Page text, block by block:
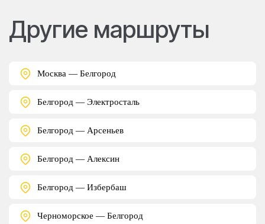
Другие маршруты
Москва — Белгород
Белгород — Электросталь
Белгород — Арсеньев
Белгород — Алексин
Белгород — Избербаш
Черноморское — Белгород